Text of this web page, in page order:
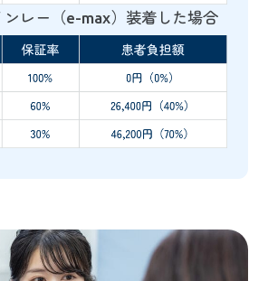
ンレー（e-max）装着した場合